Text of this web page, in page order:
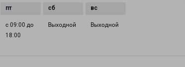
с 09:00 до
18:00
Выходной Выходной